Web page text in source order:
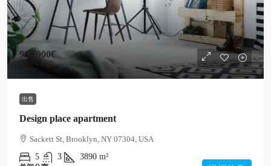
967,000€
9,800€ /sq ft
出售
Design place apartment
Sackett St, Brooklyn, NY 07304, USA
5
3 3890 m²